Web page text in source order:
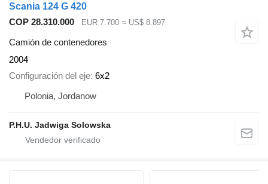
Scania 124 G 420
COP 28.310.000
EUR 7.700 ≈ US$ 8.897
Camión de contenedores
2004
Configuración del eje 6x2
Polonia, Jordanow
P.H.U. Jadwiga Solowska